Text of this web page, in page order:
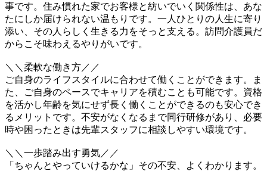
事です。住み慣れた家でお客様と紡いでいく関係性は、あな
たにしか届けられない温もりです。一人ひとりの人生に寄り
添い、その人らしく生きる力をそっと支える。訪問介護員だ
からこそ味わえるやりがいです。
＼＼柔軟な働き方／／
ご自身のライフスタイルに合わせて働くことができます。ま
た、ご自身のペースでキャリアを積むことも可能です。資格
を活かし年齢を気にせず長く働くことができるのも安心でき
るメリットです。不安がなくなるまで同行研修があり、必要
時や困ったときは先輩スタッフに相談しやすい環境です。
＼＼一歩踏み出す勇気／／
「ちゃんとやっていけるかな」その不安、よくわかります。